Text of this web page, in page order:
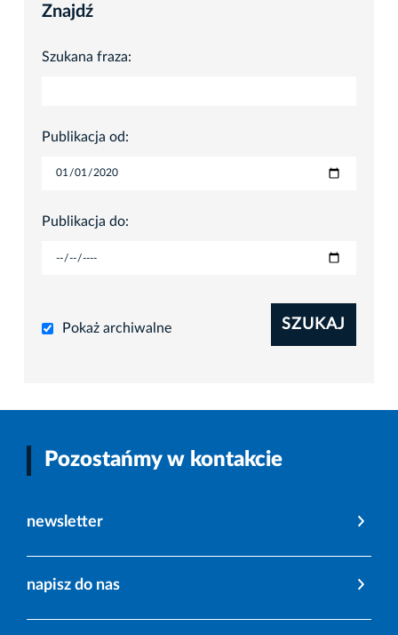
Znajdź
Szukana fraza:
Publikacja od:
Publikacja do:
Pokaż archiwalne SZUKAJ
Pozostańmy w kontakcie
newsletter
napisz do nas